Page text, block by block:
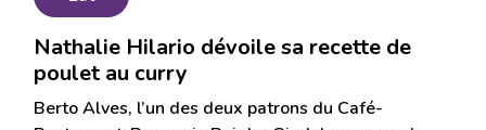
Nathalie Hilario dévoile sa recette de
poulet au curry
Berto Alves, l’un des deux patrons du Café-